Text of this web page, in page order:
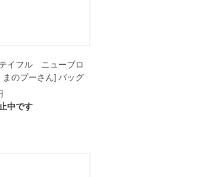
イフル ニューブロ
まのプーさん] バッグ
中です